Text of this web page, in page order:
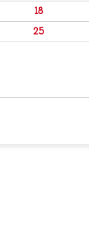
18
25